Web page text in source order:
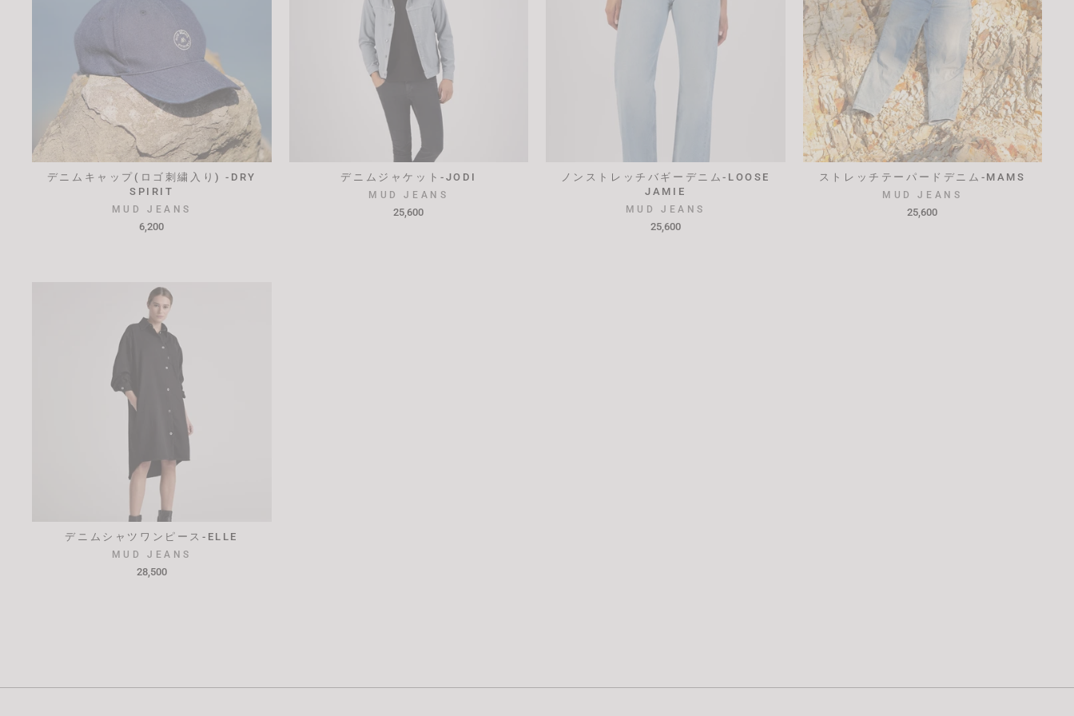
デニムキャップ(ロゴ刺繍入り) -DRY
SPIRIT
MUD JEANS
6,200
デニムジャケット-JODI
MUD JEANS
25,600
ノンストレッチバギーデニム-LOOSE
JAMIE
MUD JEANS
25,600
ストレッチテーパードデニム-MAMS
MUD JEANS
25,600
デニムシャツワンピース-ELLE
MUD JEANS
28,500